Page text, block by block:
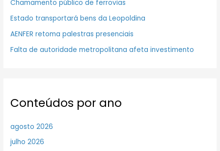
Chamamento público de ferrovias
Estado transportará bens da Leopoldina
AENFER retoma palestras presenciais
Falta de autoridade metropolitana afeta investimento
Conteúdos por ano
agosto 2026
julho 2026